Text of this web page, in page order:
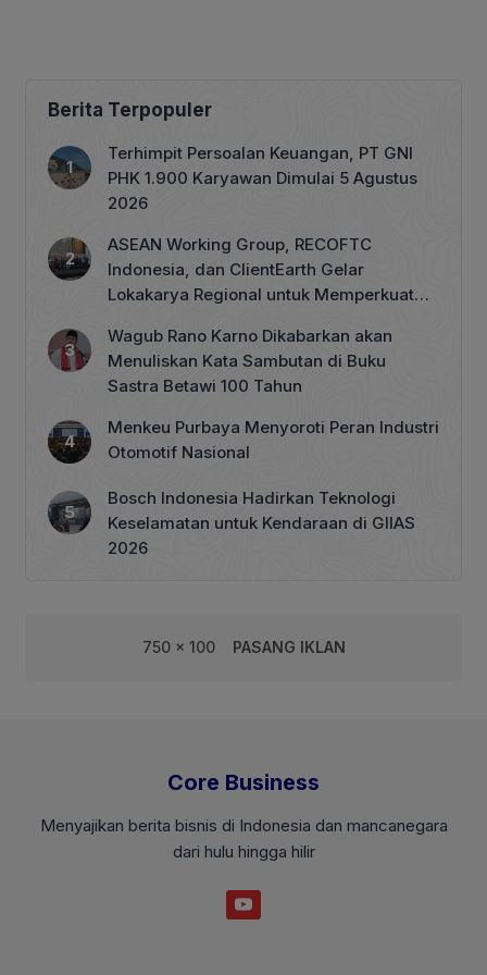
Berita Terpopuler
Terhimpit Persoalan Keuangan, PT GNI
PHK 1.900 Karyawan Dimulai 5 Agustus
2026
ASEAN Working Group, RECOFTC
Indonesia, dan ClientEarth Gelar
Lokakarya Regional untuk Memperkuat
Wagub Rano Karno Dikabarkan akan
Menuliskan Kata Sambutan di Buku
Sastra Betawi 100 Tahun
Menkeu Purbaya Menyoroti Peran Industri
Otomotif Nasional
Bosch Indonesia Hadirkan Teknologi
Keselamatan untuk Kendaraan di GIIAS
2026
750 x 100 PASANG IKLAN
Core Business
Menyajikan berita bisnis di Indonesia dan mancanegara
dari hulu hingga hilir